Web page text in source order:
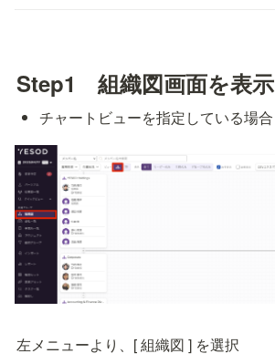
Step1　組織図画面を表示
チャートビューを指定している場合
左メニューより、[ 組織図 ] を選択